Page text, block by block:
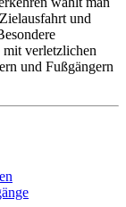
und
verletzlichen
und Fußgängern